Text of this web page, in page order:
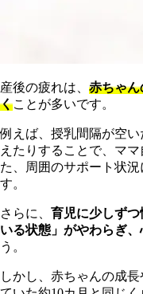
産後の疲れは、 赤ちゃん
くことが多いです。
例えば、授乳間隔が空
えたりすることで、マ
た、周囲のサポート状
す。
さらに、
育児に少しず
いる状態」がやわらぎ
う。
しかし、赤ちゃんの成